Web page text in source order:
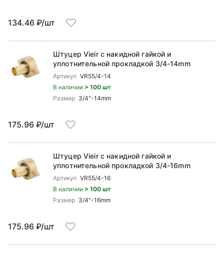
134.46 ₽/шт
Штуцер Vieir с накидной гайкой и
уплотнительной прокладкой 3/4-14mm
Артикул VR55/4-14
В наличии > 100 шт
Размер 3/4"-14mm
175.96 ₽/шт
Штуцер Vieir с накидной гайкой и
уплотнительной прокладкой 3/4-16mm
Артикул VR55/4-16
В наличии > 100 шт
Размер 3/4"-16mm
175.96 ₽/шт